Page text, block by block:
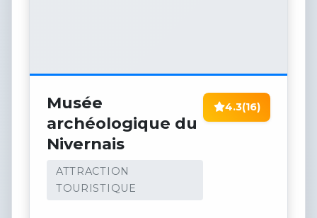
Musée
archéologique du
Nivernais
ATTRACTION
TOURISTIQUE
4.3(16)